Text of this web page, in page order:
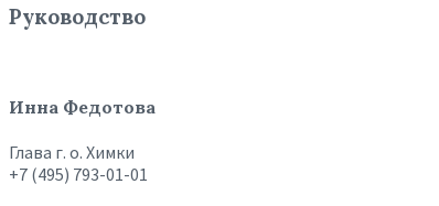
Руководство
Инна Федотова
Глава г. о. Химки
+7 (495) 793-01-01